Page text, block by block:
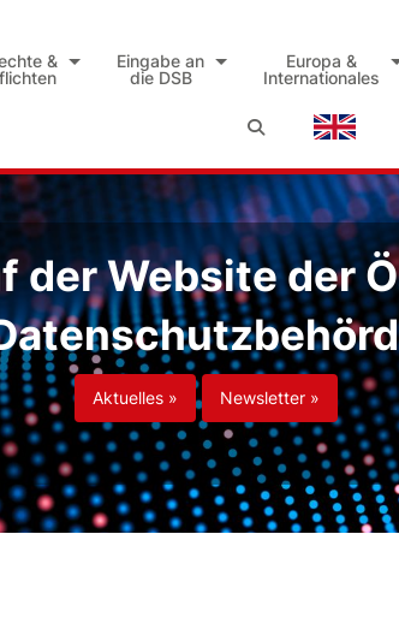
&
Eingabe an
die DSB
Europa &
Internationales
der Website der
Aktuelles » Newsletter »